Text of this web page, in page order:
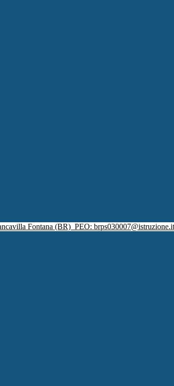
Fontana (BR) PEO: